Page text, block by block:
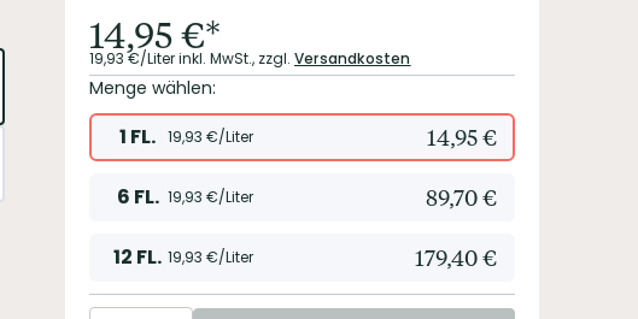
14,95€*
19,93 €/Literinkl. MwSt., zzgl. Versandkosten
Menge wählen:
1 FL. 19,93 €/Liter 14,95€
6 FL. 19,93 €/Liter 89,70€
12 FL. 19,93 €/Liter 179,40€